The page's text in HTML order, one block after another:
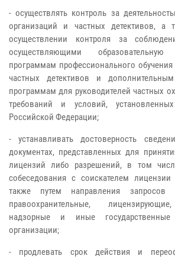
- осуществлять контроль за
организаций и частных детективов, а
осуществлении контроля за
осуществляющими
программам профессионального
частных детективов и
программам для руководителей частных
требований и условий, установленных
Российской Федерации;
- устанавливать достоверность
документах, представленных для
лицензий либо разрешений, в том
собеседования с соискателем
также путем направления запросов
правоохранительные,
надзорные и иные
организации;
- продлевать срок действия и